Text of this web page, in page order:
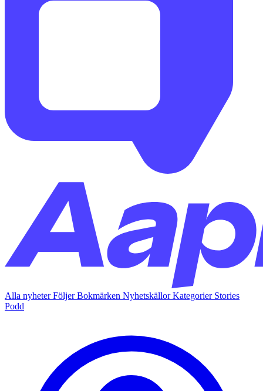
Alla nyheterFöljerBokmärken NyhetskällorKategorier Stories
Podd